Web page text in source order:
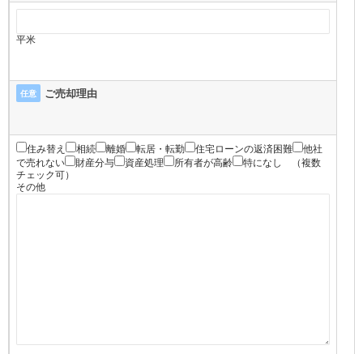
平米
任意 ご売却理由
住み替え 相続 離婚 転居・転勤 住宅ローンの返済困難
他社
で売れない
財産分与 資産処理 所有者が高齢 特になし
（複数
チェック可）
その他